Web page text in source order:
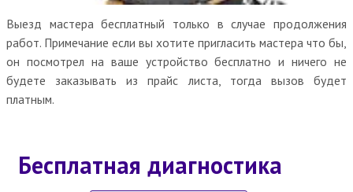
Выезд мастера бесплатный только в случае продолжения
работ. Примечание если вы хотите пригласить мастера что бы,
он посмотрел на ваше устройство бесплатно и ничего не
будете заказывать из прайс листа, тогда вызов будет
платным.
Бесплатная диагностика